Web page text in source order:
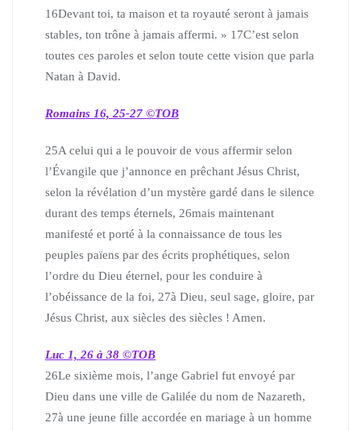
16Devant toi, ta maison et ta royauté seront à jamais
stables, ton trône à jamais affermi. » 17C’est selon
toutes ces paroles et selon toute cette vision que parla
Natan à David.
Romains 16, 25-27 ©TOB
25A celui qui a le pouvoir de vous affermir selon
l’Évangile que j’annonce en prêchant Jésus Christ,
selon la révélation d’un mystère gardé dans le silence
durant des temps éternels, 26mais maintenant
manifesté et porté à la connaissance de tous les
peuples païens par des écrits prophétiques, selon
l’ordre du Dieu éternel, pour les conduire à
l’obéissance de la foi, 27à Dieu, seul sage, gloire, par
Jésus Christ, aux siècles des siècles ! Amen.
Luc 1, 26 à 38 ©TOB
26Le sixième mois, l’ange Gabriel fut envoyé par
Dieu dans une ville de Galilée du nom de Nazareth,
27à une jeune fille accordée en mariage à un homme